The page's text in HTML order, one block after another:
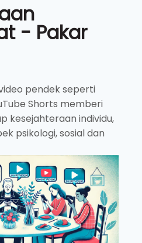
- Pakar
pendek seperti
Shorts memberi
kesejahteraan individu,
psikologi, sosial dan